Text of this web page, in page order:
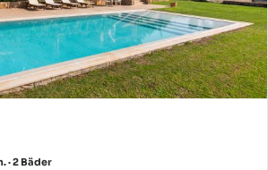
· 2 Bäder